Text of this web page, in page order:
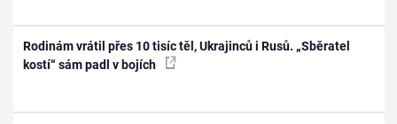
Rodinám vrátil přes 10 tisíc těl, Ukrajinců i Rusů. „Sběratel
kostí“ sám padl v bojích